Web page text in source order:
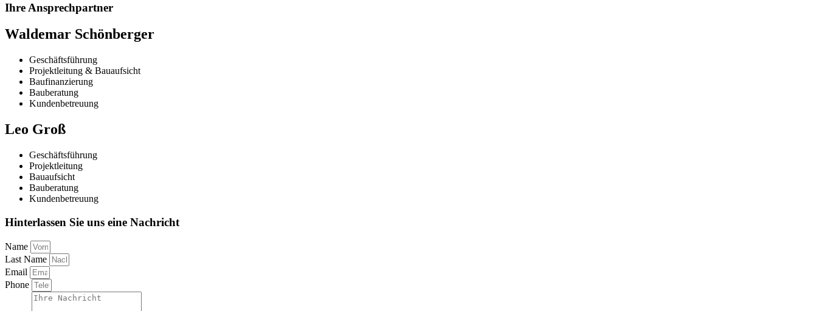
Ihre Ansprechpartner
Waldemar Schönberger
Geschäftsführung
​Projektleitung & Bauaufsicht
Baufinanzierung
Bauberatung
Kundenbetreuung
Leo Groß
Geschäftsführung
Projektleitung
Bauaufsicht
Bauberatung
Kundenbetreuung
Hinterlassen Sie uns eine Nachricht
Name
Last Name
Email
Phone